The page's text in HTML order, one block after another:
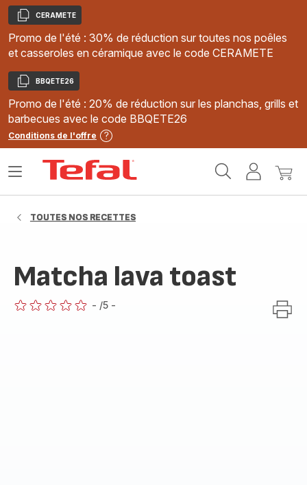
Copier
CERAMETE
Promo de l'été : 30% de réduction sur toutes nos poêles
et casseroles en céramique avec le code CERAMETE
Copier
BBQETE26
Promo de l'été : 20% de réduction sur les planchas, grills et
barbecues avec le code BBQETE26
Conditions de l'offre
MonMon
Ouvrir
TOUTES NOS RECETTES
Matcha lava toast
- /5 -